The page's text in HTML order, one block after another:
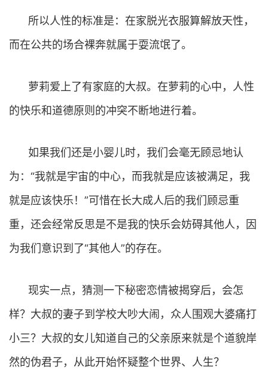
所以人性的标准是：在家脱光衣服算解放天性，
而在公共的场合裸奔就属于耍流氓了。
萝莉爱上了有家庭的大叔。在萝莉的心中，人性
的快乐和道德原则的冲突不断地进行着。
如果我们还是小婴儿时，我们会毫无顾忌地认
为：“我就是宇宙的中心，而我就是应该被满足，我
就是应该快乐！”可惜在长大成人后的我们顾忌重
重，还会经常反思是不是我的快乐会妨碍其他人，因
为我们意识到了“其他人”的存在。
现实一点，猜测一下秘密恋情被揭穿后，会怎
样？大叔的妻子到学校大吵大闹，众人围观大婆痛打
小三？大叔的女儿知道自己的父亲原来就是个道貌岸
然的伪君子，从此开始怀疑整个世界、人生？